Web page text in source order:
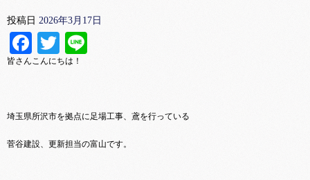
投稿日 2026年3月17日
Facebook
Twitter
皆さんこんにちは！
埼玉県所沢市を拠点に足場工事、鳶を行っている
菅谷建設、更新担当の富山です。